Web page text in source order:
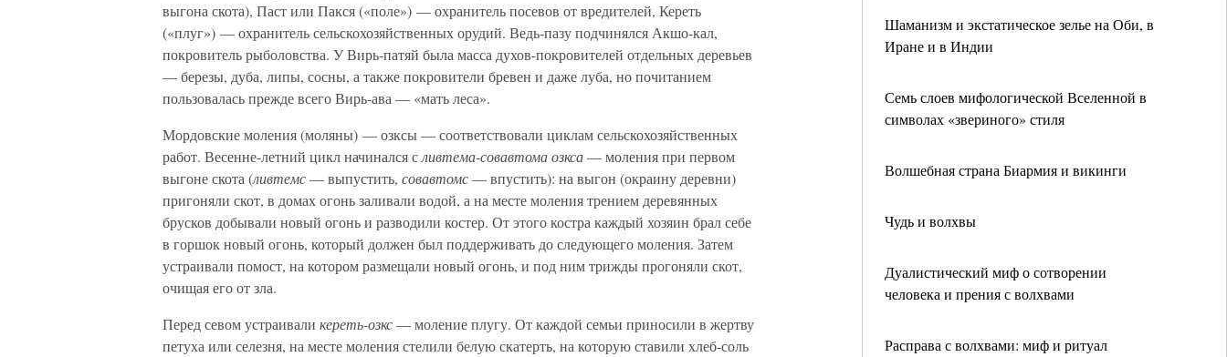
Шаманизм и экстатическое зелье на Оби, в
Иране и в Индии
Семь слоев мифологической Вселенной в
символах «звериного» стиля
Волшебная страна Биармия и викинги
Чудь и волхвы
Дуалистический миф о сотворении
человека и прения с волхвами
Расправа с волхвами: миф и ритуал
выгона скота), Паст или Пакся («поле») — охранитель посевов от вредителей, Кереть
(«плуг») — охранитель сельскохозяйственных орудий. Ведь-пазу подчинялся Акшо-кал,
покровитель рыболовства. У Вирь-патяй была масса духов-покровителей отдельных деревьев
— березы, дуба, липы, сосны, а также покровители бревен и даже луба, но почитанием
пользовалась прежде всего Вирь-ава — «мать леса».
Мордовские моления (моляны) — озксы — соответствовали циклам сельскохозяйственных
работ. Весенне-летний цикл начинался сливтема-совавтома озкса— моления при первом
выгоне скота (ливтемс— выпустить, совавтомс— впустить): на выгон (окраину деревни)
пригоняли скот, в домах огонь заливали водой, а на месте моления трением деревянных
брусков добывали новый огонь и разводили костер. От этого костра каждый хозяин брал себе
в горшок новый огонь, который должен был поддерживать до следующего моления. Затем
устраивали помост, на котором размещали новый огонь, и под ним трижды прогоняли скот,
очищая его от зла.
Перед севом устраивали кереть-озкс— моление плугу. От каждой семьи приносили в жертву
петуха или селезня, на месте моления стелили белую скатерть, на которую ставили хлеб-соль